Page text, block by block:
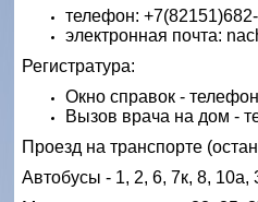
телефон:
электронная почта:
Регистратура:
Окно справок -
Вызов врача на дом -
Проезд на транспорте
Автобусы - 1, 2, 6, 7к, 8, 10а,